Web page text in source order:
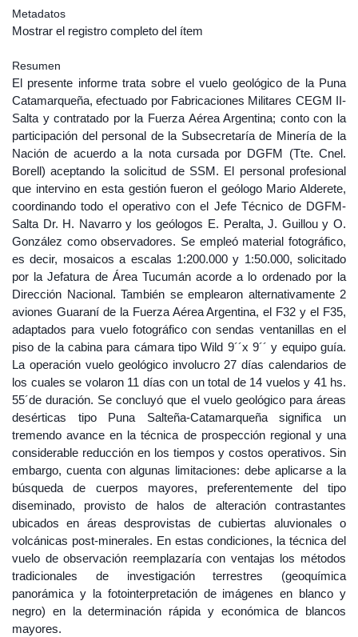
Metadatos
Mostrar el registro completo del ítem
Resumen
El presente informe trata sobre el vuelo geológico de la Puna
Catamarqueña, efectuado por Fabricaciones Militares CEGM II-
Salta y contratado por la Fuerza Aérea Argentina; conto con la
participación del personal de la Subsecretaría de Minería de la
Nación de acuerdo a la nota cursada por DGFM (Tte. Cnel.
Borell) aceptando la solicitud de SSM. El personal profesional
que intervino en esta gestión fueron el geólogo Mario Alderete,
coordinando todo el operativo con el Jefe Técnico de DGFM-
Salta Dr. H. Navarro y los geólogos E. Peralta, J. Guillou y O.
González como observadores. Se empleó material fotográfico,
es decir, mosaicos a escalas 1:200.000 y 1:50.000, solicitado
por la Jefatura de Área Tucumán acorde a lo ordenado por la
Dirección Nacional. También se emplearon alternativamente 2
aviones Guaraní de la Fuerza Aérea Argentina, el F32 y el F35,
adaptados para vuelo fotográfico con sendas ventanillas en el
piso de la cabina para cámara tipo Wild 9´´x 9´´ y equipo guía.
La operación vuelo geológico involucro 27 días calendarios de
los cuales se volaron 11 días con un total de 14 vuelos y 41 hs.
55´de duración. Se concluyó que el vuelo geológico para áreas
desérticas tipo Puna Salteña-Catamarqueña significa un
tremendo avance en la técnica de prospección regional y una
considerable reducción en los tiempos y costos operativos. Sin
embargo, cuenta con algunas limitaciones: debe aplicarse a la
búsqueda de cuerpos mayores, preferentemente del tipo
diseminado, provisto de halos de alteración contrastantes
ubicados en áreas desprovistas de cubiertas aluvionales o
volcánicas post-minerales. En estas condiciones, la técnica del
vuelo de observación reemplazaría con ventajas los métodos
tradicionales de investigación terrestres (geoquímica
panorámica y la fotointerpretación de imágenes en blanco y
negro) en la determinación rápida y económica de blancos
mayores.